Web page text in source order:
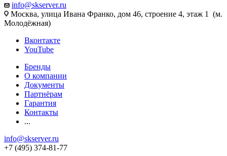
info@skserver.ru
Москва, улица Ивана Франко, дом 46, строение 4, этаж 1 (м.
Молодёжная)
Вконтакте
YouTube
Бренды
О компании
Документы
Партнёрам
Гарантия
Контакты
...
info@skserver.ru
+7 (495) 374-81-77